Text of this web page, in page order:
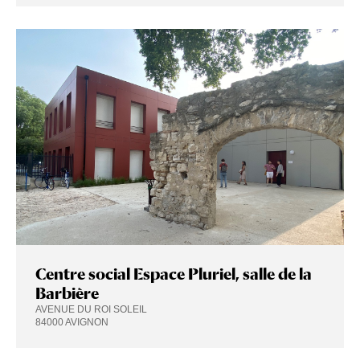
Centre social Espace Pluriel, salle de la
Barbière
AVENUE DU ROI SOLEIL
84000 AVIGNON